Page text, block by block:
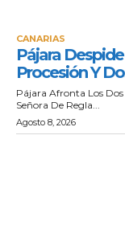
CANARIAS
Pájara
Procesión Y
Pájara Afronta Los Dos
Señora De Regla...
Agosto 8, 2026